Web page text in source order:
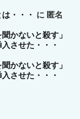
・・・
に 匿名
かないと殺す」
させた・・・
かないと殺す」
させた・・・